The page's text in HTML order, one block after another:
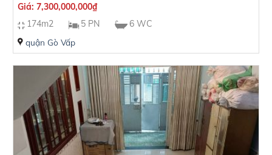
Giá: 7,300,000,000₫
174m2
5 PN 6 WC
quận Gò Vấp